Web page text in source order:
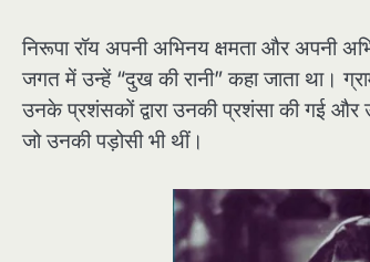
निरूपा रॉय अपनी अभिनय क्षमता और अपनी
जगत में उन्हें “दुख की रानी” कहा जाता था।
उनके प्रशंसकों द्वारा उनकी प्रशंसा की गई और
जो उनकी पड़ोसी भी थीं।